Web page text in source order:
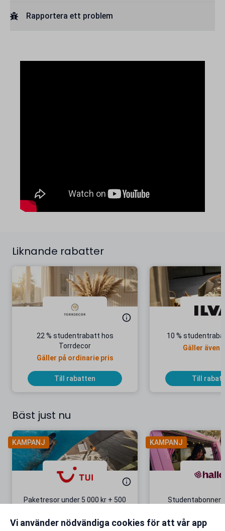
Rapportera ett problem
Liknande rabatter
22 % studentrabatt hos
Torrdecor
Gäller på ordinarie pris
Till rabatten
10 %
Gäller även
Till
Bäst just nu
KAMPANJ
Paketresor under 5 000 kr + 500
Gäller även på redan prissänkta
KAMPANJ
+ 20 GB
Vi använder nödvändiga cookies för att vår app